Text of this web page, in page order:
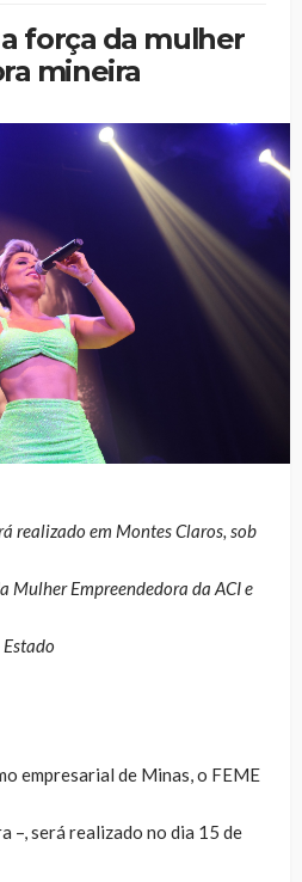
força da mulher
mineira
realizado em Montes Claros, sob
Mulher Empreendedora da ACI e
empresarial de Minas, o FEME
–, será realizado no dia 15 de